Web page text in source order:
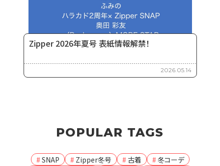
Zipper 2026年夏号 表紙情報解禁！
2026.05.14
POPULAR TAGS
SNAP Zipper冬号 古着
冬コーデ